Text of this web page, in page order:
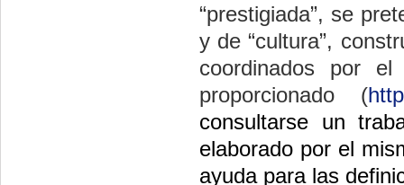
“prestigiada”, se
y de “cultura”,
coordinados por
proporcionado (
consultarse un
elaborado por el
ayuda para las